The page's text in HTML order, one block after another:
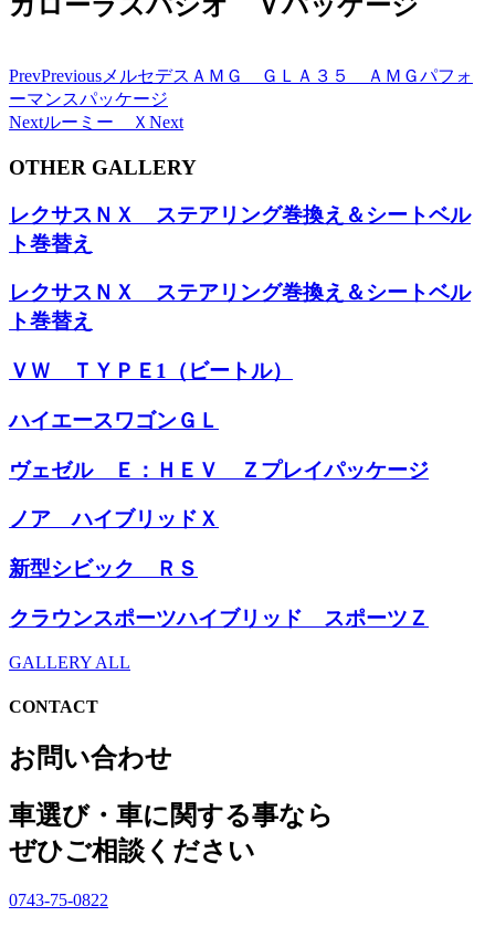
カローラスパシオ Ｖパッケージ
PrevPrevious メルセデスＡＭＧ ＧＬＡ３５ ＡＭＧパフォ
ーマンスパッケージ
Nextルーミー Ｘ Next
OTHER GALLERY
レクサスＮＸ ステアリング巻換え＆シートベル
ト巻替え
レクサスＮＸ ステアリング巻換え＆シートベル
ト巻替え
ＶＷ ＴＹＰＥ1（ビートル）
ハイエースワゴンＧＬ
ヴェゼル Ｅ：ＨＥＶ Ｚプレイパッケージ
ノア ハイブリッドＸ
新型シビック ＲＳ
クラウンスポーツハイブリッド スポーツＺ
GALLERY ALL
CONTACT
お問い合わせ
車選び・車に関する事なら
ぜひご相談ください
0743-75-0822